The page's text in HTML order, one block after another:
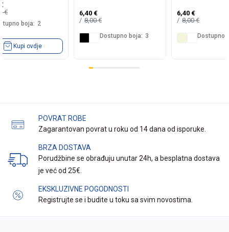
€
€
boja: 2
Kupi ovdje
6,40 €
8,00€
Dostupno boja: 3
6,40 €
8,00€
Dostupno
POVRAT ROBE
Zagarantovan povrat u roku od 14 dana od isporuke.
BRZA DOSTAVA
Porudžbine se obrađuju unutar 24h, a besplatna dostava
je već od 25€.
EKSKLUZIVNE POGODNOSTI
Registrujte se i budite u toku sa svim novostima.